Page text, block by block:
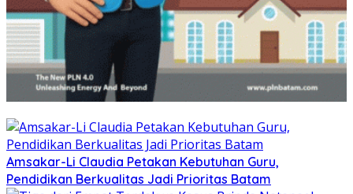
Amsakar-Li Claudia Petakan Kebutuhan Guru,
Pendidikan Berkualitas Jadi Prioritas Batam